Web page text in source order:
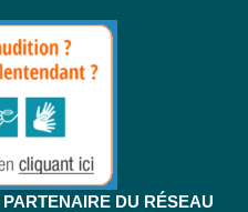
DU RÉSEAU